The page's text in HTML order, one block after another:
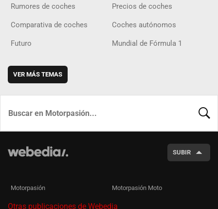
Rumores de coches Precios de coches
Comparativa de coches Coches autónomos
Futuro Mundial de Fórmula 1
VER MÁS TEMAS
SUBIR
Motorpasión Motorpasión Moto
Otras publicaciones de Webedia